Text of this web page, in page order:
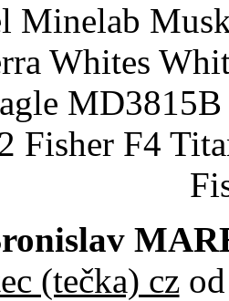
Minelab
Whites
Fisher F4
(tečka) czod